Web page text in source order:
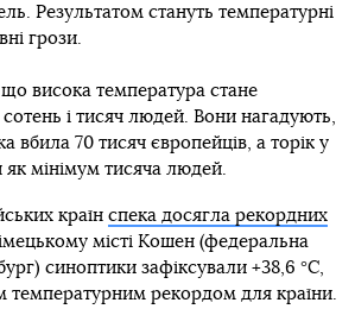
Результатом стануть температурні
грози.
висока температура стане
і тисяч людей. Вони нагадують,
вбила 70 тисяч європейців, а торік у
мінімум тисяча людей.
країн спека досягла рекордних
місті Кошен (федеральна
синоптики зафіксували +38,6 °C,
температурним рекордом для країни.